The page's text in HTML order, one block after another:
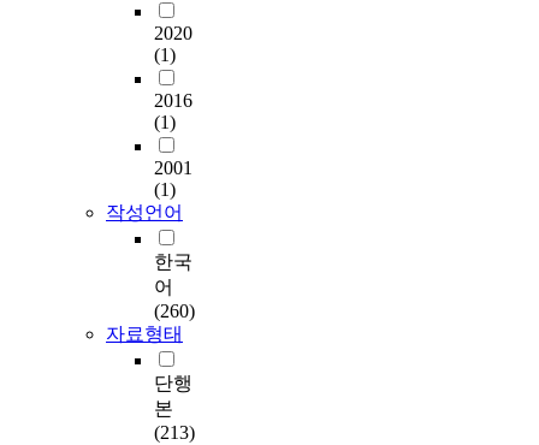
2020
(1)
2016
(1)
2001
(1)
작성언어
한국
어
(260)
자료형태
단행
본
(213)